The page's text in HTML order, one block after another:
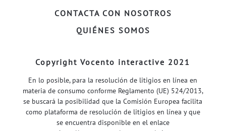
CONTACTA CON NOSOTROS
QUIÉNES SOMOS
Copyright Vocento interactive 2021
En lo posible, para la resolución de litigios en línea en
materia de consumo conforme Reglamento (UE) 524/2013,
se buscará la posibilidad que la Comisión Europea facilita
como plataforma de resolución de litigios en línea y que
se encuentra disponible en el enlace